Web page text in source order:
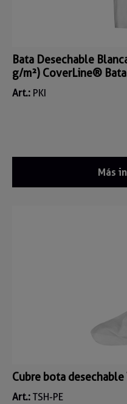
Bata Desechable
g/m²) CoverLine® Bata
Art.: PKI
Más
Cubre bota desechable
Art.: TSH-PE